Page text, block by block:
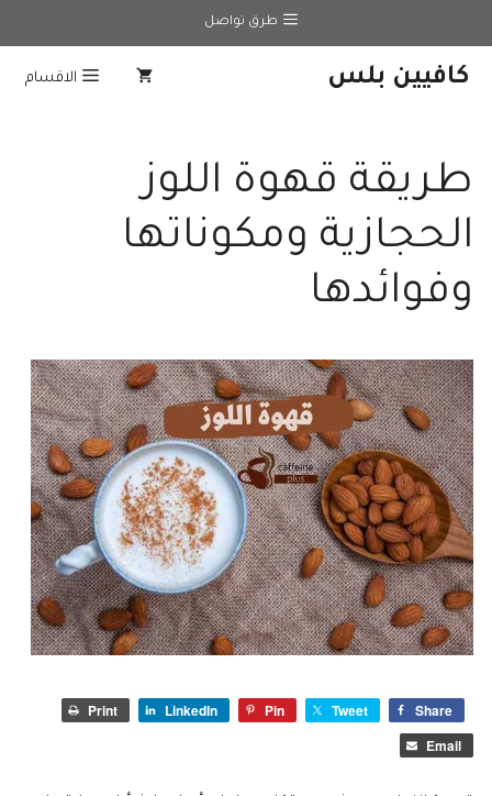
المحتوى
طرق تواصل
كافيين بلس الاقسام
طريقة قهوة اللوز
الحجازية ومكوناتها
وفوائدها
Share
Tweet
Pin
LinkedIn
Print
Email